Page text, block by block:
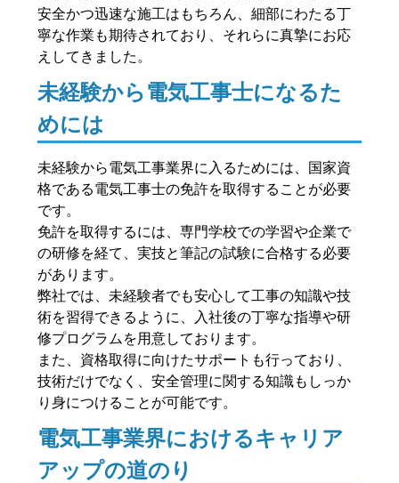
安全かつ迅速な施工はもちろん、細部にわたる丁
寧な作業も期待されており、それらに真摯にお応
えしてきました。
未経験から電気工事士になるた
めには
未経験から電気工事業界に入るためには、国家資
格である電気工事士の免許を取得することが必要
です。
免許を取得するには、専門学校での学習や企業で
の研修を経て、実技と筆記の試験に合格する必要
があります。
弊社では、未経験者でも安心して工事の知識や技
術を習得できるように、入社後の丁寧な指導や研
修プログラムを用意しております。
また、資格取得に向けたサポートも行っており、
技術だけでなく、安全管理に関する知識もしっか
り身につけることが可能です。
電気工事業界におけるキャリア
アップの道のり